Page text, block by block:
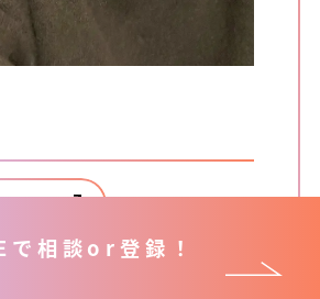
を見る
相談or登録！